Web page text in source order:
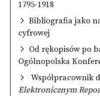
1795-1918
Bibliografia jako
cyfrowej
Od rękopisów po
Ogólnopolska
Współpracownik
Elektronicznym